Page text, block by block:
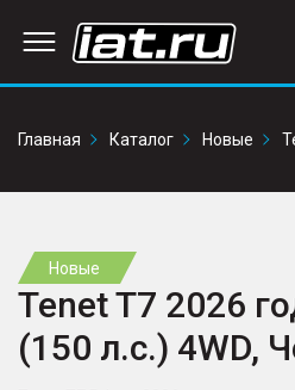
Главная
Каталог Новые
Новые
Tenet T7 2026
(150 л.с.) 4WD,